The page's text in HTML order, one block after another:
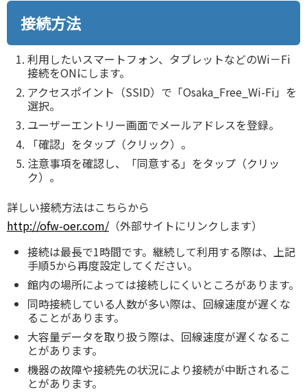
接続方法
利用したいスマートフォン、タブレットなどのWi－Fi
接続をONにします。
アクセスポイント（SSID）で「Osaka_Free_Wi-Fi」を
選択。
ユーザーエントリー画面でメールアドレスを登録。
「確認」をタップ（クリック）。
注意事項を確認し、「同意する」をタップ（クリッ
ク）。
詳しい接続方法はこちらから
http://ofw-oer.com/ （外部サイトにリンクします）
接続は最長で1時間です。継続して利用する際は、上記
手順5から再度設定してください。
館内の場所によっては接続しにくいところがあります。
同時接続している人数が多い際は、回線速度が遅くな
ることがあります。
大容量データを取り扱う際は、回線速度が遅くなるこ
とがあります。
機器の故障や接続先の状況により接続が中断されるこ
とがあります。